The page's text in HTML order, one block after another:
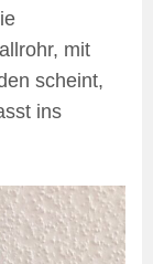
mit
scheint,
ins